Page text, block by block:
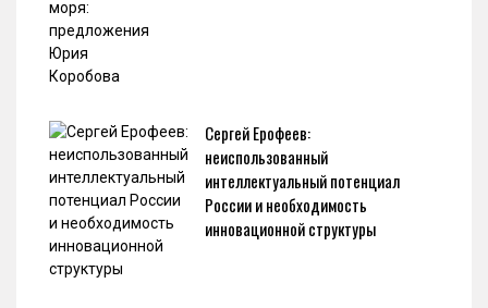
Сергей Ерофеев:
неиспользованный
интеллектуальный потенциал
России и необходимость
инновационной структуры